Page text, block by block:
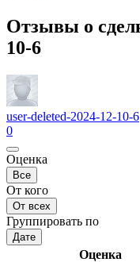
Отзывы о
10-6
user-deleted-2024-12-10-6
0
Оценка
Все
От кого
От всех
Группировать по
Дате
Оценка